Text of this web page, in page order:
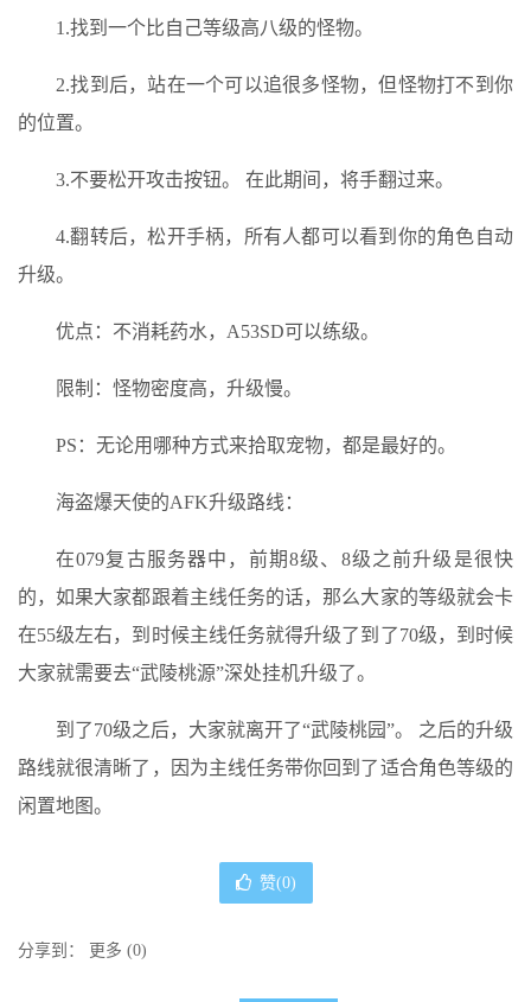
1.找到一个比自己等级高八级的怪物。
2.找到后，站在一个可以追很多怪物，但怪物打不到你
的位置。
3.不要松开攻击按钮。 在此期间，将手翻过来。
4.翻转后，松开手柄，所有人都可以看到你的角色自动
升级。
优点：不消耗药水，A53SD可以练级。
限制：怪物密度高，升级慢。
PS：无论用哪种方式来拾取宠物，都是最好的。
海盗爆天使的AFK升级路线：
在079复古服务器中，前期8级、8级之前升级是很快
的，如果大家都跟着主线任务的话，那么大家的等级就会卡
在55级左右，到时候主线任务就得升级了到了70级，到时候
大家就需要去“武陵桃源”深处挂机升级了。
到了70级之后，大家就离开了“武陵桃园”。 之后的升级
路线就很清晰了，因为主线任务带你回到了适合角色等级的
闲置地图。
赞(0)
分享到： 更多 (0)